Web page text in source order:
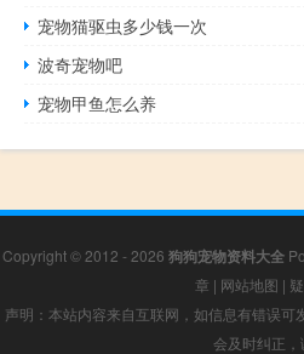
宠物猫驱虫多少钱一次
波奇宠物吧
宠物甲鱼怎么养
Copyright © 2012 - 2026 狗狗宠物资料大全
章 | 网站地图 |
声明：本站内容来自互联网，如信息有错误
会及时纠正，